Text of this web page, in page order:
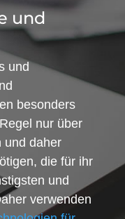
und
und
besonders
nur über
und daher
die für ihr
und
verwenden